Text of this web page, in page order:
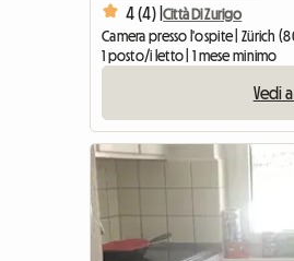
4 (4) |Città Di Zurigo
Camera presso l'ospite | Zürich
1 posto/i letto | 1 mese minimo
Vedi